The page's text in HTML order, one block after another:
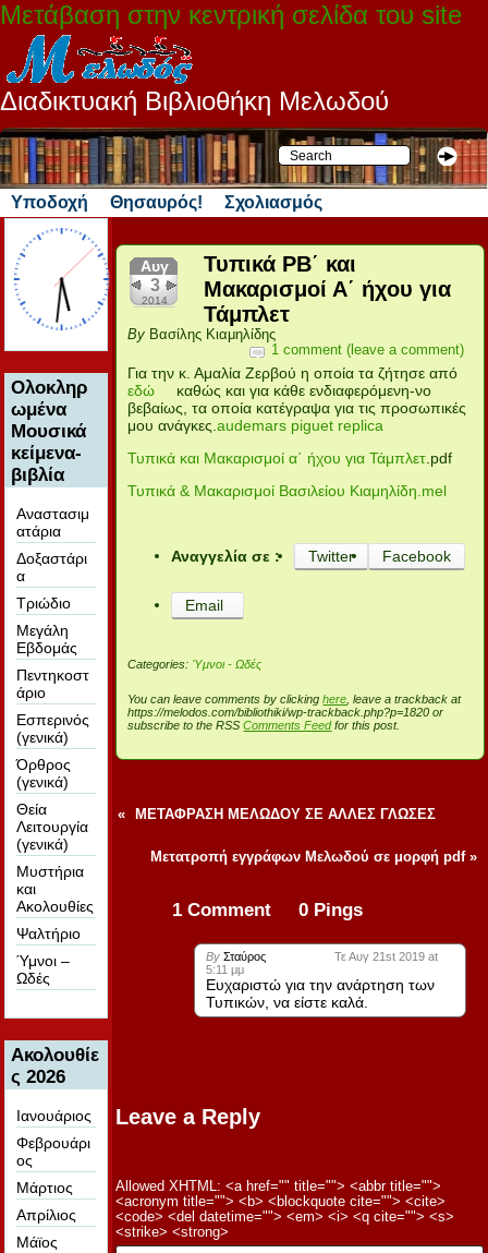
Μετάβαση στην κεντρική σελίδα του site
Διαδικτυακή Βιβλιοθήκη Μελωδού
Υποδοχή Θησαυρός! Σχολιασμός
Ολοκληρ
ωμένα
Μουσικά
κείμενα-
βιβλία
Αναστασιμ
ατάρια
Δοξαστάρι
α
Τριώδιο
Μεγάλη
Εβδομάς
Πεντηκοστ
άριο
Εσπερινός
(γενικά)
Όρθρος
(γενικά)
Θεία
Λειτουργία
(γενικά)
Μυστήρια
και
Ακολουθίες
Ψαλτήριο
Ύμνοι –
Ωδές
Ακολουθίε
ς 2026
Ιανουάριος
Φεβρουάρι
ος
Μάρτιος
Απρίλιος
Μάϊος
Αυγ
3
2014
Τυπικά ΡΒ΄ και
Μακαρισμοί Α΄ ήχου για
Τάμπλετ
By Βασίλης Κιαμηλίδης
1 comment (leave a comment)
Για την κ. Αμαλία Ζερβού η οποία τα ζήτησε από
εδώ καθώς και για κάθε ενδιαφερόμενη-νο
βεβαίως, τα οποία κατέγραψα για τις προσωπικές
μου ανάγκες.audemars piguet replica
Τυπικά και Μακαρισμοί α΄ ήχου για Τάμπλετ .pdf
Τυπικά & Μακαρισμοί Βασιλείου Κιαμηλίδη.mel
Αναγγελία σε : Twitter Facebook
Email
Categories: Ύμνοι - Ωδές
You can leave comments by clickinghere , leave a trackback at
https://melodos.com/bibliothiki/wp-trackback.php?p=1820 or
subscribe to the RSSComments Feedfor this post.
« ΜΕΤΑΦΡΑΣΗ ΜΕΛΩΔΟΥ ΣΕ ΑΛΛΕΣ ΓΛΩΣΕΣ
Μετατροπή εγγράφων Μελωδού σε μορφή pdf»
1 Comment 0 Pings
By Σταύρος
Τε Αυγ 21st 2019 at
5:11 μμ
Ευχαριστώ για την ανάρτηση των
Τυπικών, να είστε καλά.
Leave a Reply
Allowed XHTML: <a href="" title=""> <abbr title="">
<acronym title=""> <b> <blockquote cite=""> <cite>
<code> <del datetime=""> <em> <i> <q cite=""> <s>
<strike> <strong>